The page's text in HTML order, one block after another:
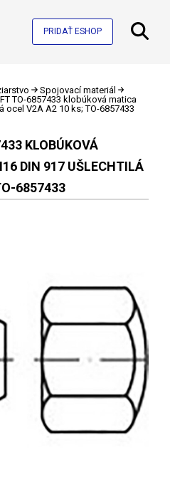
PRIDAŤ ESHOP
Spojovací materiál
TO-6857433 klobúková matica
ocel V2A A2 10 ks; TO-6857433
KLOBÚKOVÁ
DIN 917 UŠLECHTILÁ
6857433